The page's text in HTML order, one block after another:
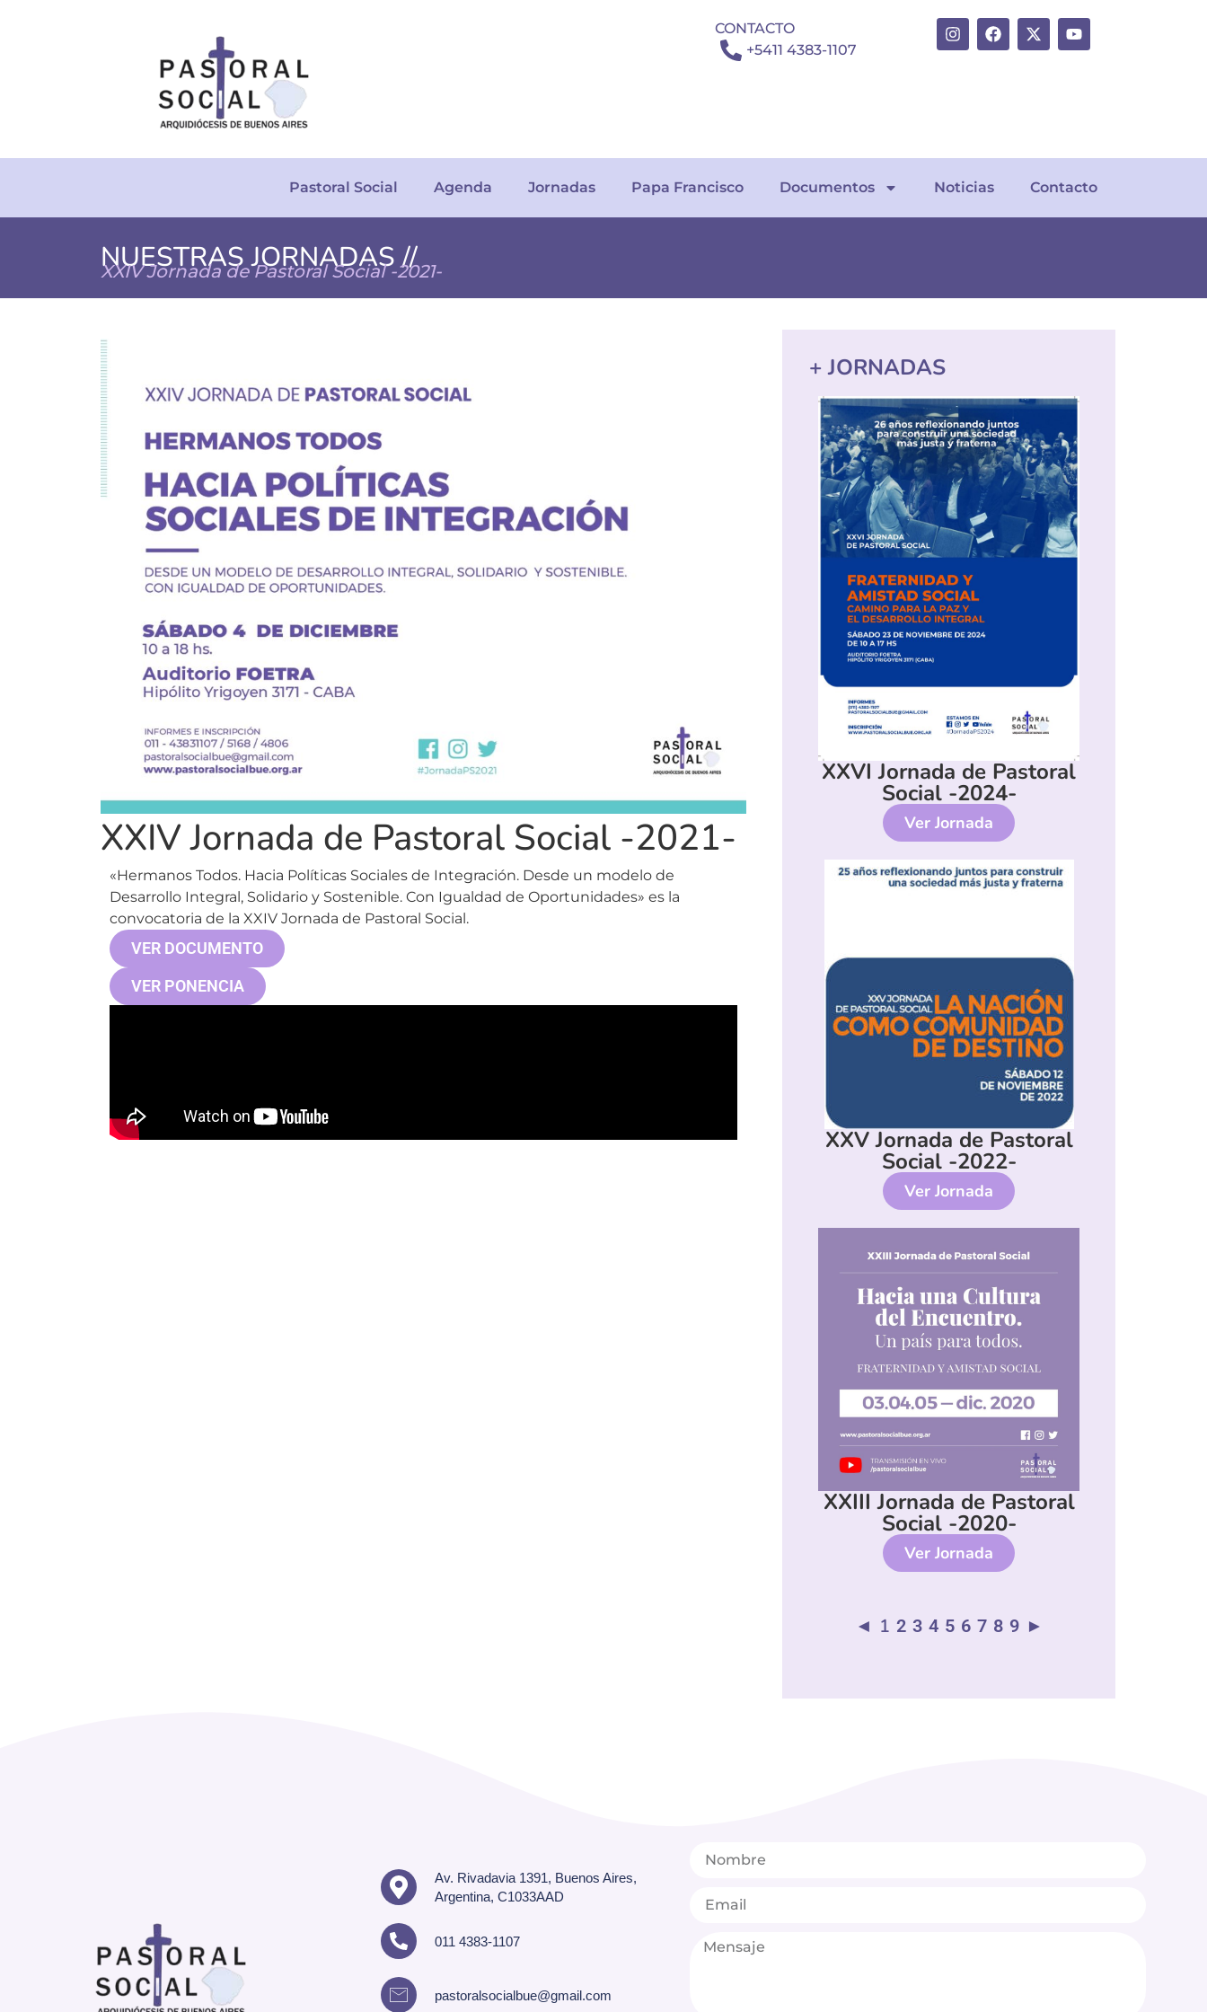
CONTACTO
+5411 4383-1107
Pastoral Social Agenda Jornadas Papa Francisco Documentos Noticias Contacto
NUESTRAS JORNADAS //
XXIV Jornada de Pastoral Social -2021-
XXIV Jornada de Pastoral Social -2021-
«Hermanos Todos. Hacia Políticas Sociales de Integración. Desde un modelo de
Desarrollo Integral, Solidario y Sostenible. Con Igualdad de Oportunidades» es la
convocatoria de la XXIV Jornada de Pastoral Social.
VER DOCUMENTO
VER PONENCIA
+ JORNADAS
XXVI Jornada de Pastoral
Social -2024-
Ver Jornada
XXV Jornada de Pastoral
Social -2022-
Ver Jornada
XXIII Jornada de Pastoral
Social -2020-
Ver Jornada
◄ 1 2 3 4 5 6 7 8 9 ►
Av. Rivadavia 1391, Buenos Aires,
Argentina, C1033AAD
011 4383-1107
pastoralsocialbue@gmail.com